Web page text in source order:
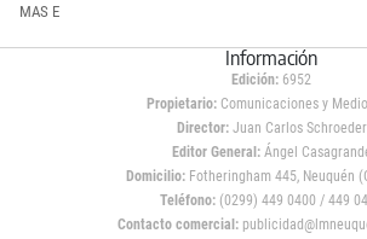
MAS E
Información
Edición: 6952
Propietario:Comunicaciones y
Director: Juan Carlos Schroeder
Editor General:Ángel
Domicilio:Fotheringham 445, Neuquén
Teléfono: (0299) 449 0400 / 449
Contacto comercial: